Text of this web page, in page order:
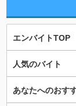
エンバイトTOP
人気のバイト
あなたへのおす